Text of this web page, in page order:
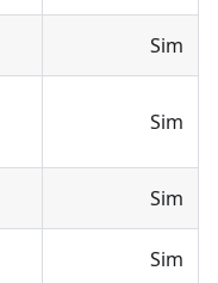
Sim
Sim
Sim
Sim